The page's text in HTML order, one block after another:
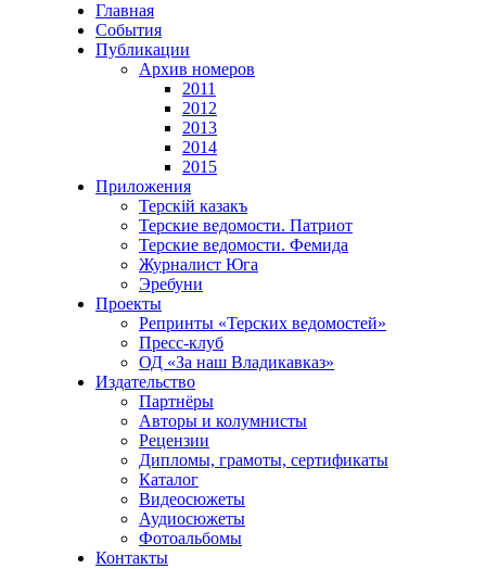
Главная
События
Публикации
Архив номеров
2011
2012
2013
2014
2015
Приложения
Терскiй казакъ
Терские ведомости. Патриот
Терские ведомости. Фемида
Журналист Юга
Эребуни
Проекты
Репринты «Терских ведомостей»
Пресс-клуб
ОД «За наш Владикавказ»
Издательство
Партнёры
Авторы и колумнисты
Рецензии
Дипломы, грамоты, сертификаты
Каталог
Видеосюжеты
Аудиосюжеты
Фотоальбомы
Контакты